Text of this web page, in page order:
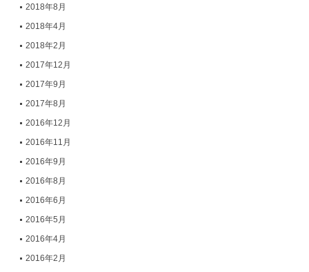
2018年8月
2018年4月
2018年2月
2017年12月
2017年9月
2017年8月
2016年12月
2016年11月
2016年9月
2016年8月
2016年6月
2016年5月
2016年4月
2016年2月